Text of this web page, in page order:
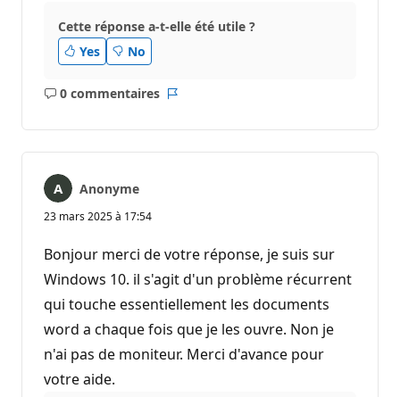
Cette réponse a-t-elle été utile ?
Yes
No
0 commentaires
Aucun
Anonyme
23 mars 2025 à 17:54
Bonjour merci de votre réponse, je suis sur
Windows 10. il s'agit d'un problème récurrent
qui touche essentiellement les documents
word a chaque fois que je les ouvre. Non je
n'ai pas de moniteur. Merci d'avance pour
votre aide.